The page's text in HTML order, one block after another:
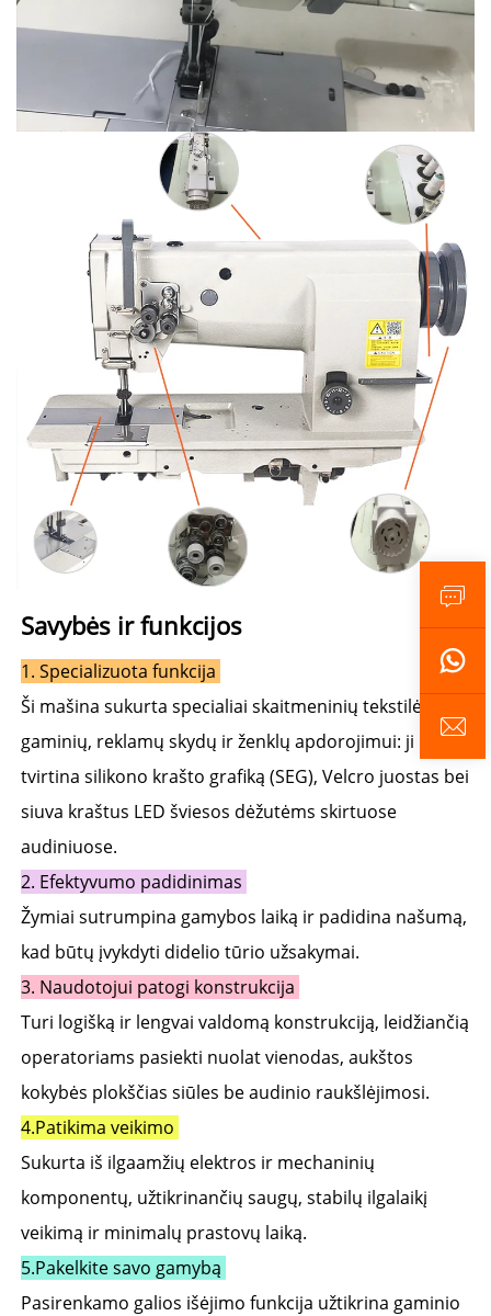
Savybės ir funkcijos
1. Specializuota funkcija
Ši mašina sukurtа specialiai skaitmeninių tekstilės
gaminių, reklamų skydų ir ženklų apdorojimui: ji
tvirtina silikono krašto grafiką (SEG), Velcro juostas bei
siuva kraštus LED šviesos dėžutėms skirtuose
audiniuose.
2. Efektyvumo padidinimas
Žymiai sutrumpina gamybos laiką ir padidina našumą,
kad būtų įvykdyti didelio tūrio užsakymai.
3. Naudotojui patogi konstrukcija
Turi logišką ir lengvai valdomą konstrukciją, leidžiančią
operatoriams pasiekti nuolat vienodas, aukštos
kokybės plokščias siūles be audinio raukšlėjimosi.
4.Patikima veikimo
Sukurta iš ilgaamžių elektros ir mechaninių
komponentų, užtikrinančių saugų, stabilų ilgalaikį
veikimą ir minimalų prastovų laiką.
5.Pakelkite savo gamybą
Pasirenkamo galios išėjimo funkcija užtikrina gaminio